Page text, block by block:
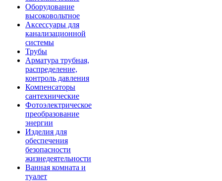
Оборудование
высоковольтное
Аксессуары для
канализационной
системы
Трубы
Арматура трубная,
распределение,
контроль давления
Компенсаторы
сантехнические
Фотоэлектрическое
преобразование
энергии
Изделия для
обеспечения
безопасности
жизнедеятельности
Ванная комната и
туалет